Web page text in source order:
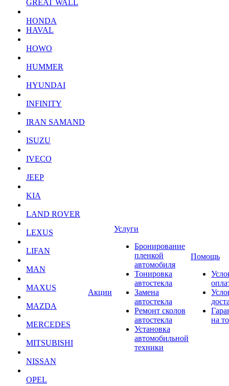
GREAT WALL
HONDA
HAVAL
HOWO
HUMMER
HYUNDAI
INFINITY
IRAN SAMAND
ISUZU
IVECO
JEEP
KIA
LAND ROVER
LEXUS
LIFAN
MAN
MAXUS
MAZDA
MERCEDES
MITSUBISHI
NISSAN
OPEL
Акции
Услуги
Бронирование
пленкой
автомобиля
Тонировка
автостекла
Замена
автостекла
Ремонт сколов
автостекла
Установка
автомобильной
техники
Помощь
на